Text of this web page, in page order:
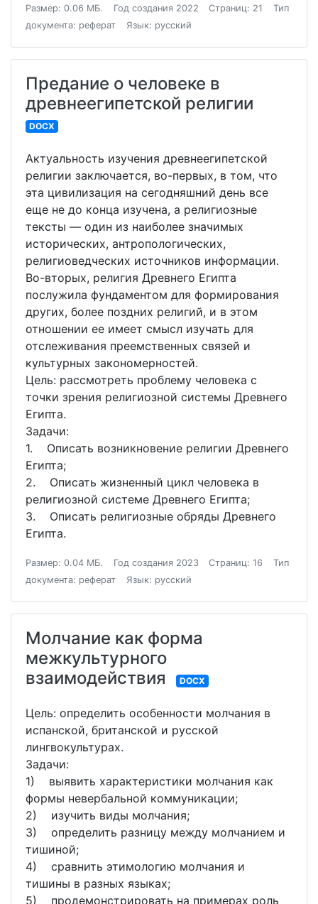
Размер: 0.06 МБ. Год создания 2022 Страниц: 21
Тип
документа: реферат
Язык: русский
Предание о человеке в
древнеегипетской религии
DOCX
Актуальность изучения древнеегипетской
религии заключается, во-первых, в том, что
эта цивилизация на сегодняшний день все
еще не до конца изучена, а религиозные
тексты — один из наиболее значимых
исторических, антропологических,
религиоведческих источников информации.
Во-вторых, религия Древнего Египта
послужила фундаментом для формирования
других, более поздних религий, и в этом
отношении ее имеет смысл изучать для
отслеживания преемственных связей и
культурных закономерностей.
Цель: рассмотреть проблему человека с
точки зрения религиозной системы Древнего
Египта.
Задачи:
1. Описать возникновение религии Древнего
Египта;
2. Описать жизненный цикл человека в
религиозной системе Древнего Египта;
3. Описать религиозные обряды Древнего
Египта.
Размер: 0.04 МБ. Год создания 2023 Страниц: 16
Тип
документа: реферат
Язык: русский
Молчание как форма
межкультурного
взаимодействия
DOCX
Цель: определить особенности молчания в
испанской, британской и русской
лингвокультурах.
Задачи:
1) выявить характеристики молчания как
формы невербальной коммуникации;
2) изучить виды молчания;
3) определить разницу между молчанием и
тишиной;
4) сравнить этимологию молчания и
тишины в разных языках;
5) продемонстрировать на примерах роль